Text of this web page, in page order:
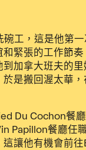
工，這是他第
緊張的工作節奏
加拿大班夫的里
是搬回渥太華，
Du Cochon餐
Papillon餐廳任
讓他有機會前